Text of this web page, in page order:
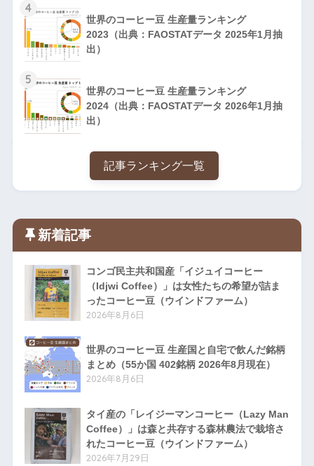
4
世界のコーヒー豆 生産量ランキング
2023（出典：FAOSTATデータ 2025年1月抽
出）
5
世界のコーヒー豆 生産量ランキング
2024（出典：FAOSTATデータ 2026年1月抽
出）
記事ランキング一覧
新着記事
コンゴ民主共和国産「イジュイコーヒー
（Idjwi Coffee）」は女性たちの希望が詰ま
ったコーヒー豆（ウインドファーム）
2026年8月6日
世界のコーヒー豆 生産国と自宅で飲んだ銘柄
まとめ（55か国 402銘柄 2026年8月現在）
2026年8月6日
タイ産の「レイジーマンコーヒー（Lazy Man
Coffee）」は森と共存する森林農法で栽培さ
れたコーヒー豆（ウインドファーム）
2026年7月29日